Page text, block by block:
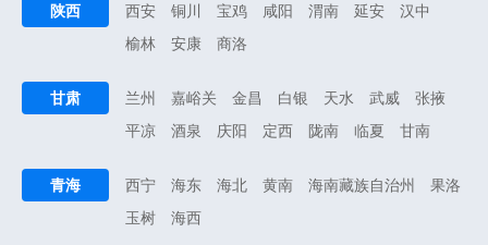
陕西 西安 铜川 宝鸡 咸阳 渭南 延安
汉中
榆林
安康 商洛
甘肃 兰州 嘉峪关 金昌 白银 天水 武威
张掖
平凉
酒泉 庆阳 定西 陇南 临夏 甘南
青海 西宁 海东 海北 黄南 海南藏族自治州
果洛
玉树
海西